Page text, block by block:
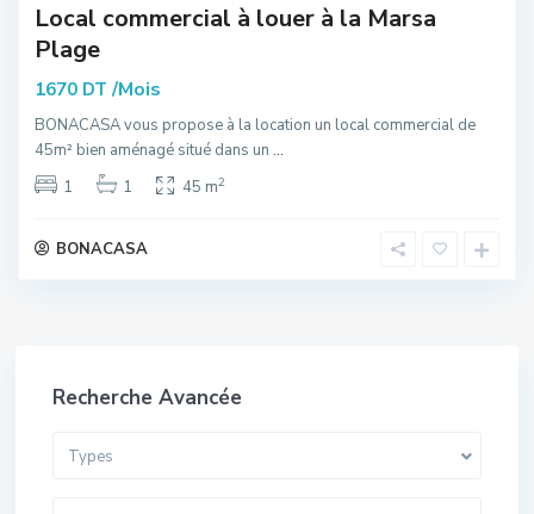
Local commercial à louer à la Marsa
Plage
1670 DT /Mois
BONACASA vous propose à la location un local commercial de
45m² bien aménagé situé dans un ...
1
1 45 m2
BONACASA
Recherche Avancée
Types